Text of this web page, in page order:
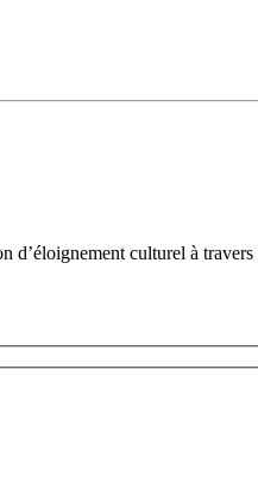
d’éloignement culturel à